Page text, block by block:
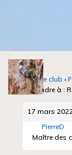
Notre club ›
Répondre à :
17 mars
PierreD
Maître des